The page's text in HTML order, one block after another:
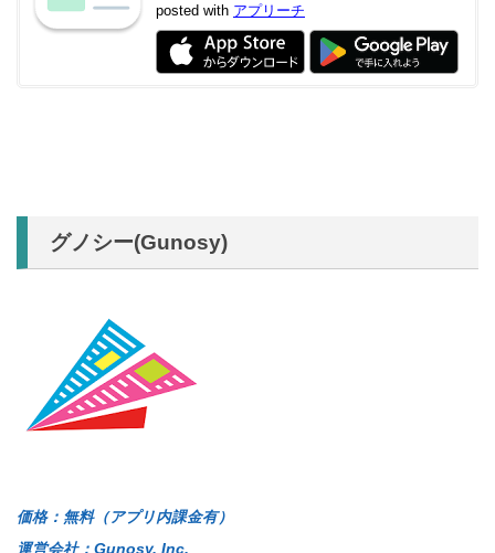
posted with アプリーチ
グノシー(Gunosy)
価格：無料（アプリ内課金有）
運営会社：Gunosy, Inc.